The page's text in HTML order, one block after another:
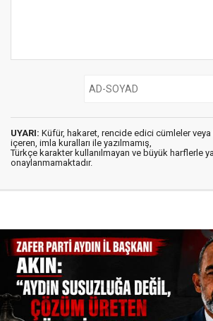
UYARI: Küfür, hakaret, rencide edici cümleler veya
içeren, imla kuralları ile yazılmamış,
Türkçe karakter kullanılmayan ve büyük harflerle
onaylanmamaktadır.